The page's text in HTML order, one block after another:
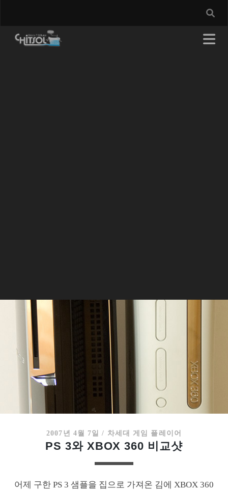
2007년 4월 7일 / 차세대 게임 플레이어
PS 3와 XBOX 360 비교샷
어제 구한 PS 3 샘플을 집으로 가져온 김에 XBOX 360